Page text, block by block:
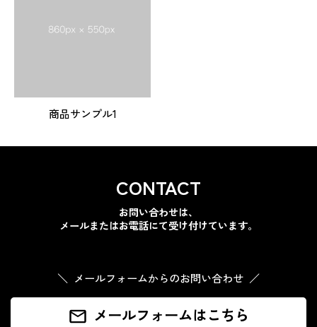
商品サンプル1
CONTACT
お問い合わせは、
メールまたはお電話にて受け付けています。
メールフォームからのお問い合わせ
メールフォームはこちら